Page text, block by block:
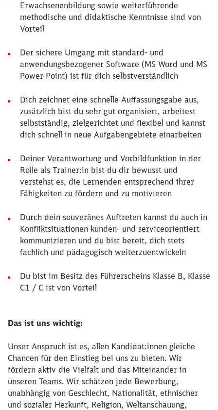
Erwachsenenbildung sowie weiterführende
methodische und didaktische Kenntnisse sind von
Vorteil
Der sichere Umgang mit standard- und
anwendungsbezogener Software (MS Word und MS
Power-Point) ist für dich selbstverständlich
Dich zeichnet eine schnelle Auffassungsgabe aus,
zusätzlich bist du sehr gut organisiert, arbeitest
selbstständig, zielgerichtet und flexibel und kannst
dich schnell in neue Aufgabengebiete einarbeiten
Deiner Verantwortung und Vorbildfunktion in der
Rolle als Trainer:in bist du dir bewusst und
verstehst es, die Lernenden entsprechend ihrer
Fähigkeiten zu fördern und zu motivieren
Durch dein souveränes Auftreten kannst du auch in
Konfliktsituationen kunden- und serviceorientiert
kommunizieren und du bist bereit, dich stets
fachlich und pädagogisch weiterzuentwickeln
Du bist im Besitz des Führerscheins Klasse B, Klasse
C1 / C ist von Vorteil
Das ist uns wichtig:
Unser Anspruch ist es, allen Kandidat:innen gleiche
Chancen für den Einstieg bei uns zu bieten. Wir
fördern aktiv die Vielfalt und das Miteinander in
unseren Teams. Wir schätzen jede Bewerbung,
unabhängig von Geschlecht, Nationalität, ethnischer
und sozialer Herkunft, Religion, Weltanschauung,